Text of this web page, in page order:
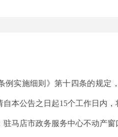
例实施细则》第十四条的规定
自本公告之日起15个工作日内
驻马店市政务服务中心不动产窗